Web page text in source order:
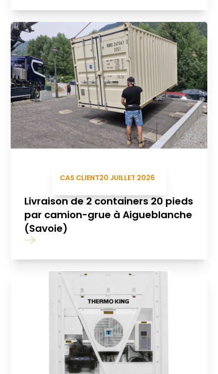
CAS CLIENT20 JUILLET 2026
Livraison de 2 containers 20 pieds
par camion-grue à Aigueblanche
(Savoie)